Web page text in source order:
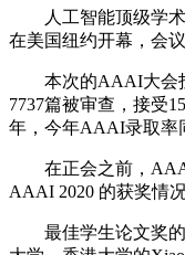
人工智能顶级学术
在美国纽约开幕，会
本次的AAAI大会投
7737篇被审查，接受
年，今年AAAI录取率
在正会之前，AAAI
AAAI 2020 的获奖情
最佳学生论文奖的